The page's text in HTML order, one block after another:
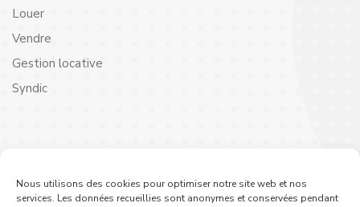
Nous utilisons des cookies pour optimiser notre site web et nos
services. Les données recueillies sont anonymes et conservées pendant
Louer
Vendre
Gestion locative
Syndic
Vous avez des questions ou besoin de renseignements ?